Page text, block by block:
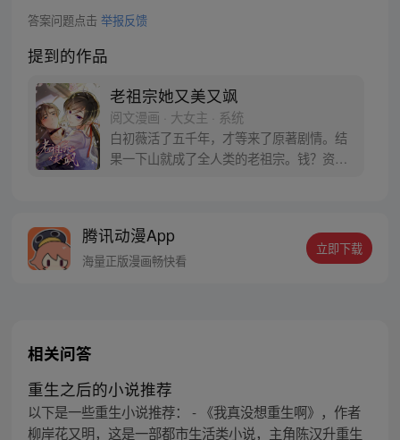
答案问题点击 举报反馈
提到的作品
老祖宗她又美又飒
阅文漫画 · 大女主 · 系统
白初薇活了五千年，才等来了原著剧情。结
果一下山就成了全人类的老祖宗。钱？资产
小屁孩，白初薇本来只是想吸取他的灵气，
却没想到把自己搭了进去……
腾讯动漫App
海量正版漫画畅快看
立即下载
相关问答
重生之后的小说推荐
以下是一些重生小说推荐： - 《我真没想重生啊》，作者
柳岸花又明，这是一部都市生活类小说，主角陈汉升重生